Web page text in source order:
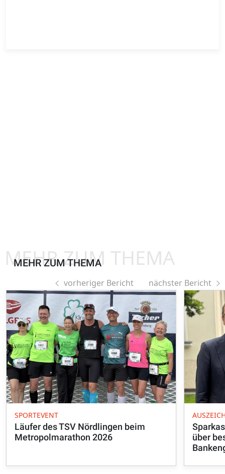
MEHR ZUM THEMA
MEHR ZUM THEMA
vorheriger Bericht nächster Bericht
SPORTEVENT
Läufer des TSV Nördlingen beim
Metropolmarathon 2026
über